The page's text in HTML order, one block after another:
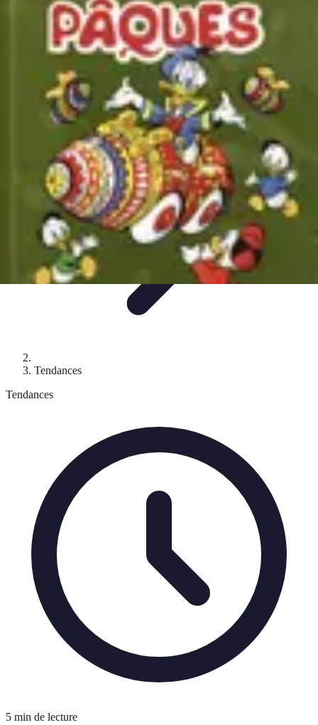
Chocolats de Pâques
Saveurs et VariétésDécoration et
PersonnalisationChocolats BioRecettes et DIY
Chocolats de Pâques
Tendances
Tendances
5 min de lecture